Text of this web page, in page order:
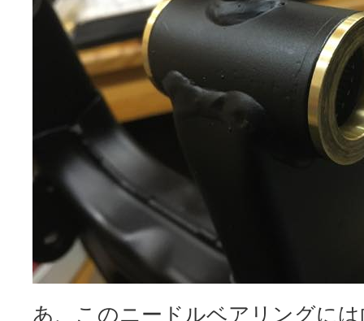
あ、このニードルベアリングに